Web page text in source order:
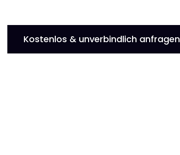
Kostenlos & unverbindlich anfragen